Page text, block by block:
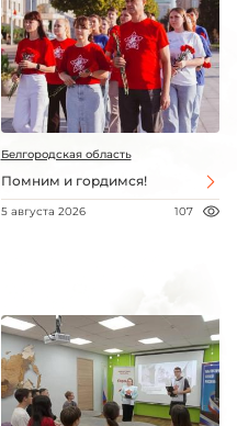
Белгородская область
Помним и гордимся!
5 августа 2026 107